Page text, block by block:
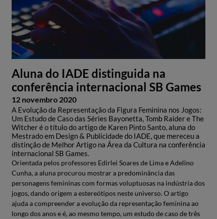
Aluna do IADE distinguida na
conferência internacional SB Games
12 novembro 2020
A Evolução da Representação da Figura Feminina nos Jogos:
Um Estudo de Caso das Séries Bayonetta, Tomb Raider e The
Witcher é o título do artigo de Karen Pinto Santo, aluna do
Mestrado em Design & Publicidade do IADE, que mereceu a
distinção de Melhor Artigo na Área da Cultura na conferência
internacional SB Games.
Orientada pelos professores Edirlei Soares de Lima e Adelino
Cunha, a aluna procurou mostrar a predominância das
personagens femininas com formas voluptuosas na indústria dos
jogos, dando origem a estereótipos neste universo. O artigo
ajuda a compreender a evolução da representação feminina ao
longo dos anos e é, ao mesmo tempo, um estudo de caso de três